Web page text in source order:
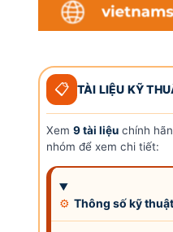
📋 TÀI LIỆU KỸ
Xem 9 tài liệu chính
nhóm để xem chi tiết:
⚙ Thông số kỹ thuật